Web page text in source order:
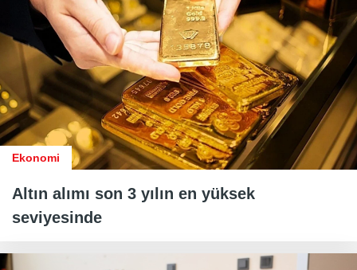
Ekonomi
Altın alımı son 3 yılın en yüksek
seviyesinde